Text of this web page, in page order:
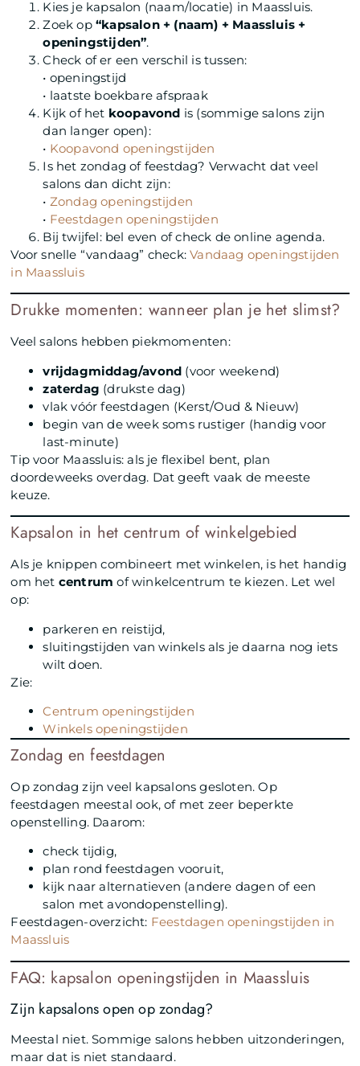
Kies je kapsalon (naam/locatie) in Maassluis.
Zoek op“kapsalon + (naam) + Maassluis +
openingstijden”.
Check of er een verschil is tussen:
• openingstijd
• laatste boekbare afspraak
Kijk of het koopavond is (sommige salons zijn
dan langer open):
• Koopavond openingstijden
Is het zondag of feestdag? Verwacht dat veel
salons dan dicht zijn:
• Zondag openingstijden
• Feestdagen openingstijden
Bij twijfel: bel even of check de online agenda.
Voor snelle “vandaag” check:Vandaag openingstijden
in Maassluis
Drukke momenten: wanneer plan je het slimst?
Veel salons hebben piekmomenten:
vrijdagmiddag/avond (voor weekend)
zaterdag (drukste dag)
vlak vóór feestdagen (Kerst/Oud & Nieuw)
begin van de week soms rustiger (handig voor
last-minute)
Tip voor Maassluis: als je flexibel bent, plan
doordeweeks overdag. Dat geeft vaak de meeste
keuze.
Kapsalon in het centrum of winkelgebied
Als je knippen combineert met winkelen, is het handig
om het centrum of winkelcentrum te kiezen. Let wel
op:
parkeren en reistijd,
sluitingstijden van winkels als je daarna nog iets
wilt doen.
Zie:
Centrum openingstijden
Winkels openingstijden
Zondag en feestdagen
Op zondag zijn veel kapsalons gesloten. Op
feestdagen meestal ook, of met zeer beperkte
openstelling. Daarom:
check tijdig,
plan rond feestdagen vooruit,
kijk naar alternatieven (andere dagen of een
salon met avondopenstelling).
Feestdagen-overzicht: Feestdagen openingstijden in
Maassluis
FAQ: kapsalon openingstijden in Maassluis
Zijn kapsalons open op zondag?
Meestal niet. Sommige salons hebben uitzonderingen,
maar dat is niet standaard.